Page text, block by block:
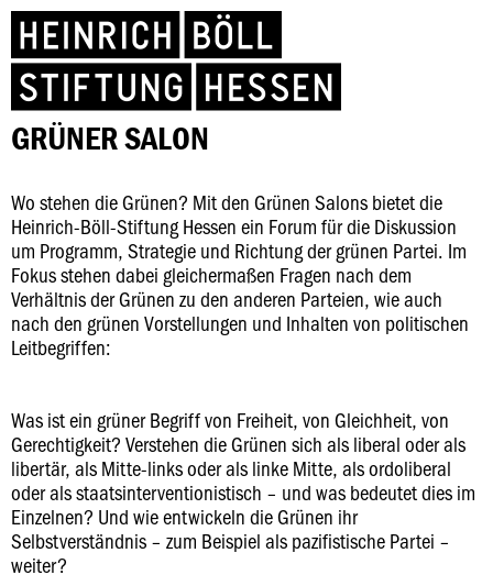
GRÜNER SALON
Wo stehen die Grünen? Mit den Grünen Salons bietet die
Heinrich-Böll-Stiftung Hessen ein Forum für die Diskussion
um Programm, Strategie und Richtung der grünen Partei. Im
Fokus stehen dabei gleichermaßen Fragen nach dem
Verhältnis der Grünen zu den anderen Parteien, wie auch
nach den grünen Vorstellungen und Inhalten von politischen
Leitbegriffen:
Was ist ein grüner Begriff von Freiheit, von Gleichheit, von
Gerechtigkeit? Verstehen die Grünen sich als liberal oder als
libertär, als Mitte-links oder als linke Mitte, als ordoliberal
oder als staatsinterventionistisch – und was bedeutet dies im
Einzelnen? Und wie entwickeln die Grünen ihr
Selbstverständnis – zum Beispiel als pazifistische Partei –
weiter?